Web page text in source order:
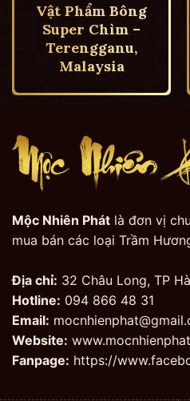
Vật Phẩm Bông
Super Chìm –
Terengganu,
Malaysia
Mộc Nhiên Phát là đơn vị
mua bán các loại Trầm
Địa chỉ: 32 Châu Long, TP
Hotline: 094 866 48 31
Email:
Website:
Fanpage: https://